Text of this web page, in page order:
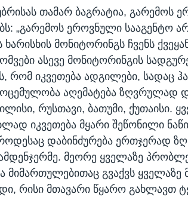
თამარ ბაგრატია, გარემოს
„გარემოს ეროვნული სააგენტო
მონიტორინგს ჩვენს
ასევე მონიტორინგის
რომ იკვეთება ადგილები, სადაც
აღემატება ზღვრულად
რუსთავი, ბათუმი, ქუთაისი.
იკვეთება მყარი შეწონილი
როდესაც დაბინძურება ერთჯერად
მეორე ყველაზე
მიმართულებითაც გვაქვს ყველაზე
რისი მთავარი წყარო გახლავთ